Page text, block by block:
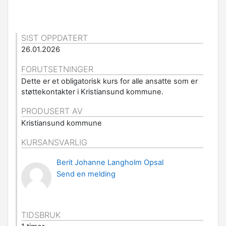
SIST OPPDATERT
26.01.2026
FORUTSETNINGER
Dette er et obligatorisk kurs for alle ansatte som er
støttekontakter i Kristiansund kommune.
PRODUSERT AV
Kristiansund kommune
KURSANSVARLIG
Berit Johanne Langholm Opsal
Send en melding
TIDSBRUK